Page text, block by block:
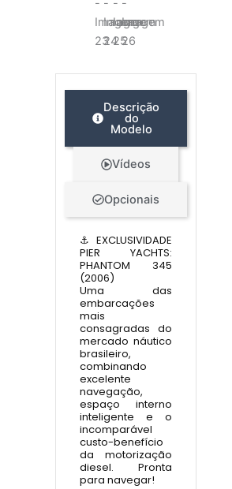
Descrição
do
Modelo
Vídeos
Opcionais
⚓ EXCLUSIVIDADE
PIER YACHTS:
PHANTOM 345
(2006)
Uma das
embarcações
mais
consagradas do
mercado náutico
brasileiro,
combinando
excelente
navegação,
espaço interno
inteligente e o
incomparável
custo-benefício
da motorização
diesel. Pronta
para navegar!